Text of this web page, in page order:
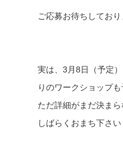
ご応募お待ちしており
実は、3月8日（予定
りのワークショップも
ただ詳細がまだ決まら
しばらくおまち下さい